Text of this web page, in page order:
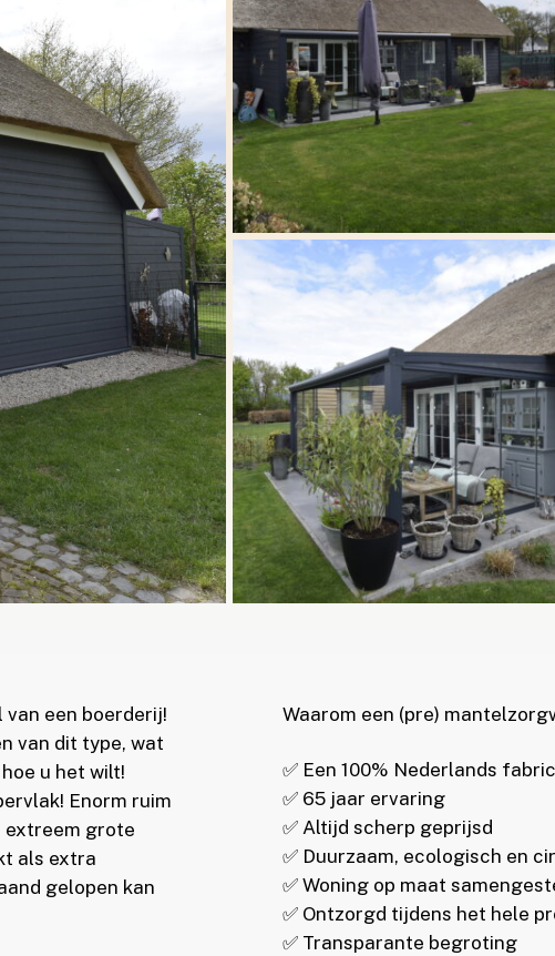
een boerderij!
van dit type, wat
u het wilt!
Enorm ruim
extreem grote
als extra
gelopen kan
Waarom een (pre)
✅ Een 100% Nederlands
✅ 65 jaar ervaring
✅ Altijd scherp geprijsd
✅ Duurzaam, ecologisch en
✅ Woning op maat
✅ Ontzorgd tijdens het hele
✅ Transparante begroting